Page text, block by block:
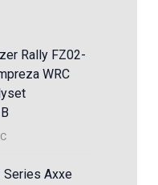
Rally FZ02-
WRC
Series Axxe